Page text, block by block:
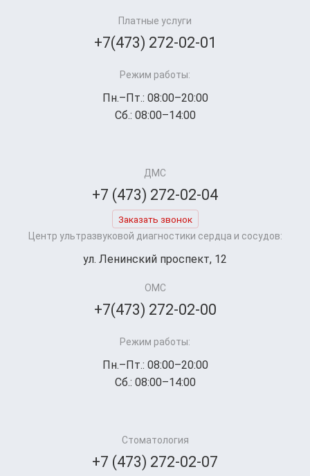
Платные услуги
+7(473) 272-02-01
Режим работы:
Пн.–Пт.: 08:00–20:00
Сб.: 08:00–14:00
ДМС
+7 (473) 272-02-04
Заказать звонок
Центр ультразвуковой диагностики сердца и сосудов:
ул. Ленинский проспект, 12
ОМС
+7(473) 272-02-00
Режим работы:
Пн.–Пт.: 08:00–20:00
Сб.: 08:00–14:00
Стоматология
+7 (473) 272-02-07